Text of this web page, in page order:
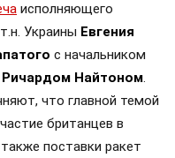
исполняющего
Украины Евгения
с начальником
Ричардом Найтоном.
что главной темой
британцев в
поставки ракет